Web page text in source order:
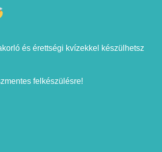
és érettségi kvízekkel készülhetsz
felkészülésre!